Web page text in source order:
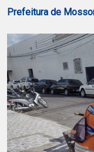
Prefeitura de